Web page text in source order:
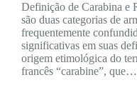
Definição de Carabina e
são duas categorias de
frequentemente
significativas em suas
origem etimológica do
francês “carabine”, que…